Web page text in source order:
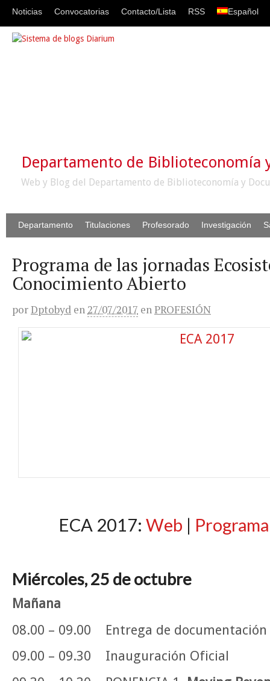
Noticias Convocatorias Contacto/Lista RSS Español
Departamento de Biblioteconomía
Web y Blog del Departamento de Biblioteconomía y
Departamento Titulaciones Profesorado Investigación
Programa de las jornadas
Conocimiento Abierto
porDptobyd en 27/07/2017 enPROFESIÓN
ECA 2017: Web |
Miércoles, 25 de octubre
Mañana
08.00 – 09.00 Entrega de documentación
09.00 – 09.30 Inauguración Oficial